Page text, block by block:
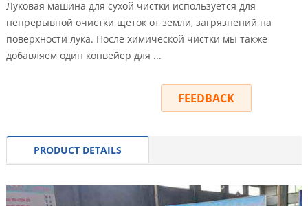
Луковая машина для сухой чистки используется для
непрерывной очистки щеток от земли, загрязнений на
поверхности лука. После химической чистки мы также
добавляем один конвейер для ...
FEEDBACK
PRODUCT DETAILS